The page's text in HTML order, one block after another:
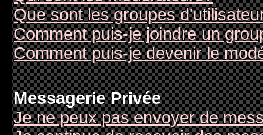
Que sont les groupes
Comment puis-je joindre un
Comment puis-je devenir le
Messagerie Privée
Je ne peux pas envoyer de